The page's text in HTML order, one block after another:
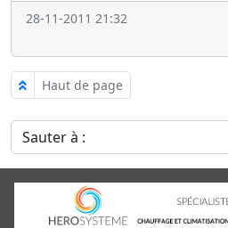
28-11-2011 21:32
Haut de page
Sauter à :